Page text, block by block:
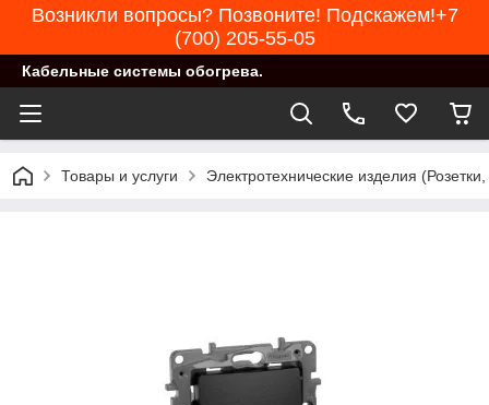
Возникли вопросы? Позвоните! Подскажем!+7
(700) 205-55-05
Кабельные системы обогрева.
Товары и услуги Электротехнические изделия